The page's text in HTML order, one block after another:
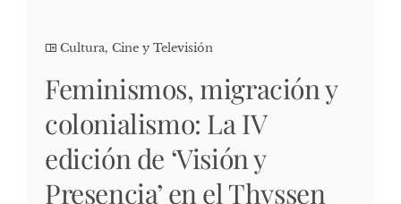
Cultura, Cine y Televisión
Feminismos, migración y
colonialismo: La IV
edición de ‘Visión y
Presencia’ en el Thyssen